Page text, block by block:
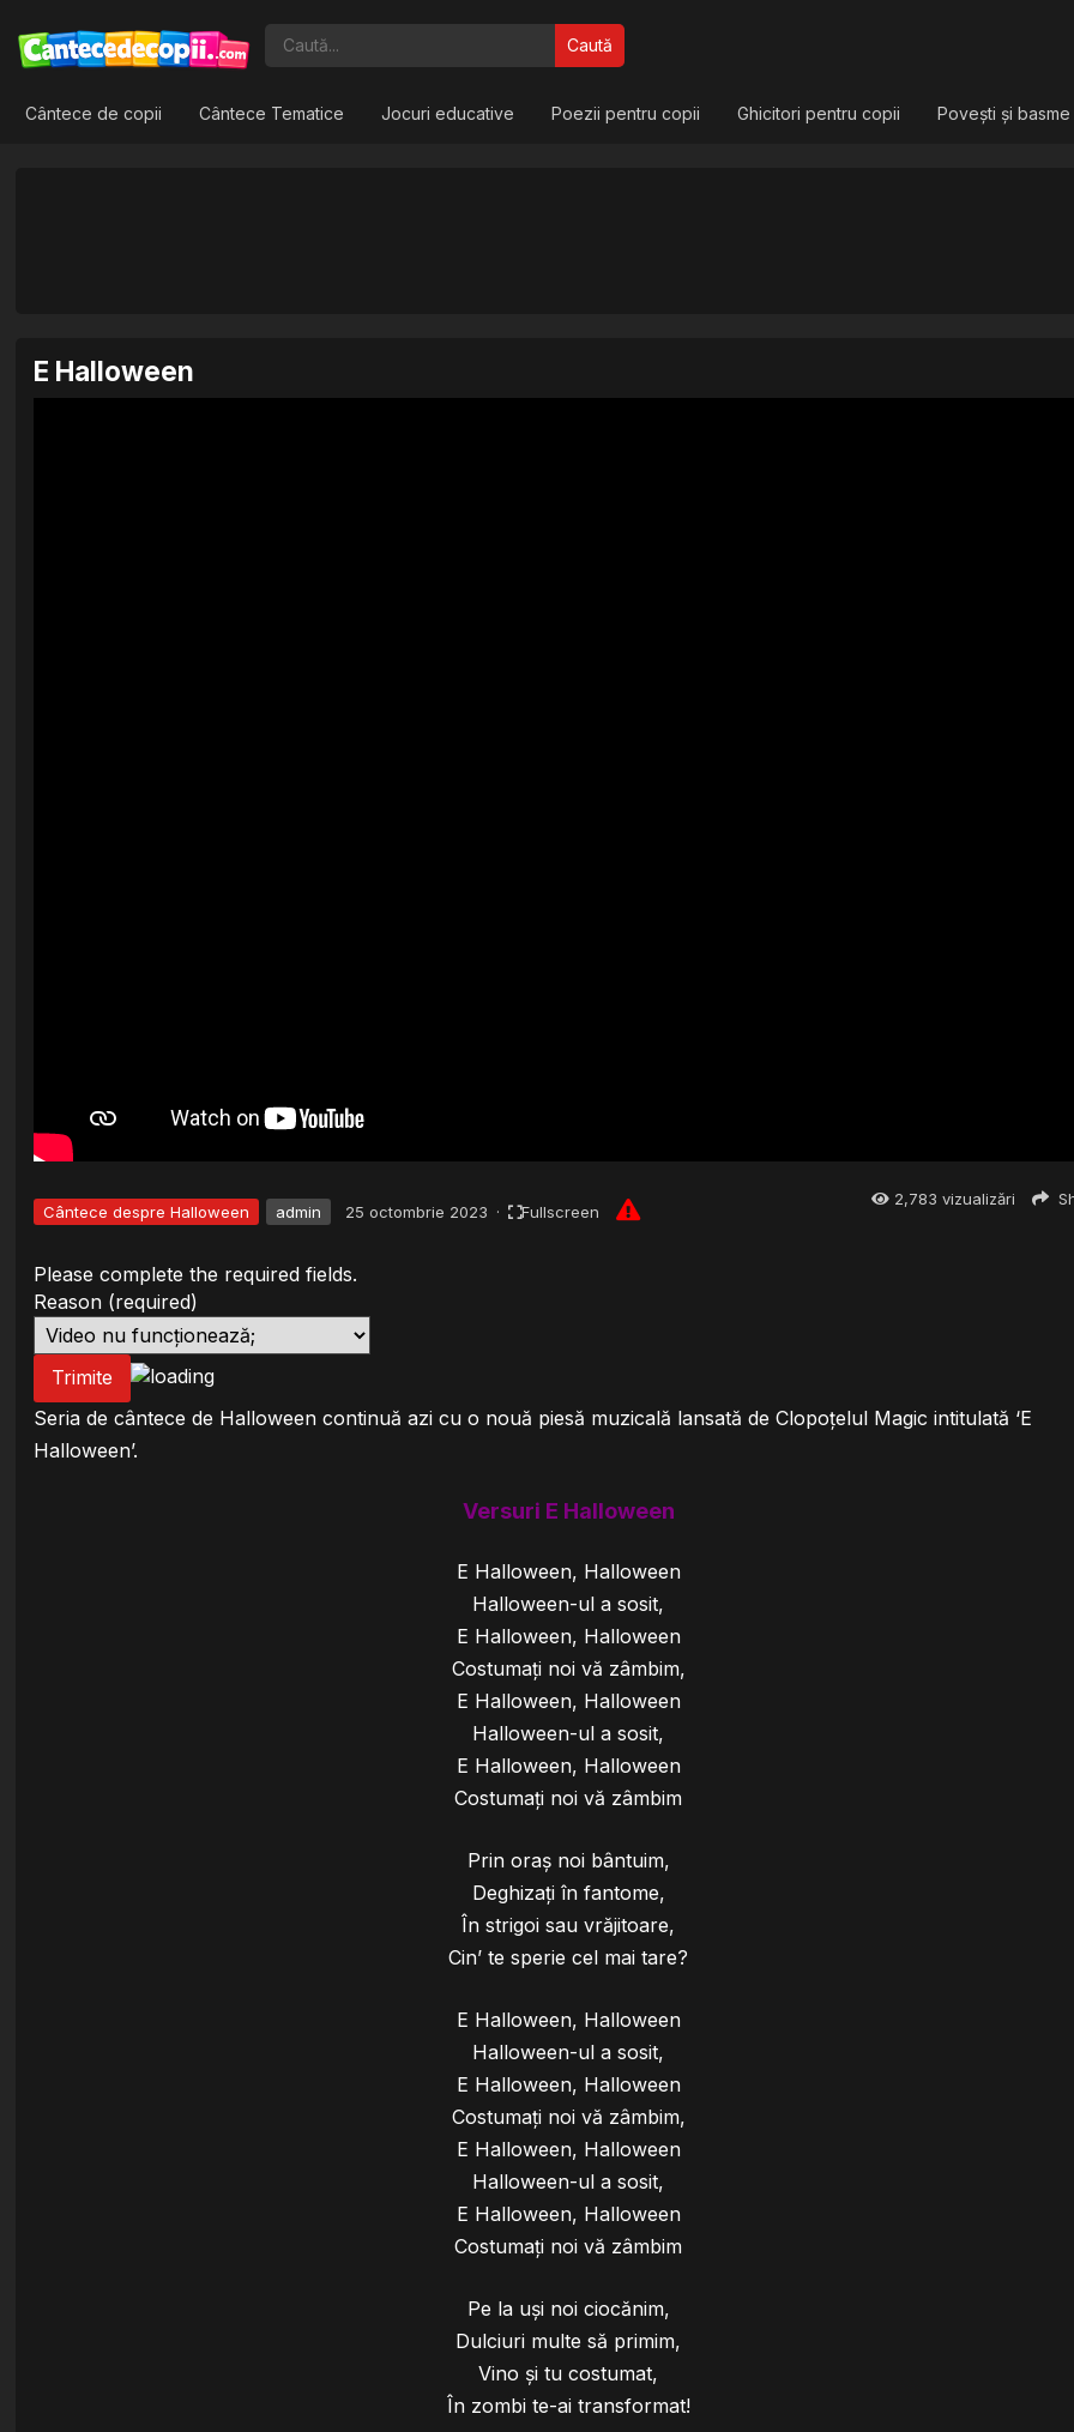
Caută
Cântece de copii Cântece Tematice Jocuri educative Poezii pentru copii Ghicitori pentru copii Povești și
E Halloween
Cântece despre Halloween admin 25 octombrie 2023 · Fullscreen
2,783 vizualizări
Please complete the required fields.
Reason (required)
Trimite
Seria de cântece de Halloween continuă azi cu o nouă piesă muzicală lansată de Clopoțelul Magic intitulată ‘E
Halloween’.
Versuri E Halloween
E Halloween, Halloween
Halloween-ul a sosit,
E Halloween, Halloween
Costumați noi vă zâmbim,
E Halloween, Halloween
Halloween-ul a sosit,
E Halloween, Halloween
Costumați noi vă zâmbim
Prin oraș noi bântuim,
Deghizați în fantome,
În strigoi sau vrăjitoare,
Cin’ te sperie cel mai tare?
E Halloween, Halloween
Halloween-ul a sosit,
E Halloween, Halloween
Costumați noi vă zâmbim,
E Halloween, Halloween
Halloween-ul a sosit,
E Halloween, Halloween
Costumați noi vă zâmbim
Pe la uși noi ciocănim,
Dulciuri multe să primim,
Vino și tu costumat,
În zombi te-ai transformat!